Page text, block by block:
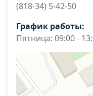
(818-34) 5-42-50
График работы:
Пятница: 09:00 -